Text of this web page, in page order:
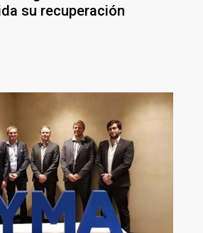
su recuperación